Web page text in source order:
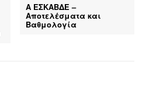
Α ΕΣΚΑΒΔΕ –
Αποτελέσματα και
Βαθμολογία